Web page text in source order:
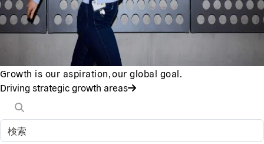
Growth is our aspiration, our global goal.
Driving strategic growth areas